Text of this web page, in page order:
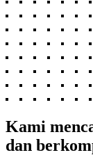
Kami
dan